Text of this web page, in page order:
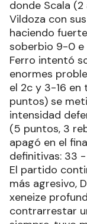
donde Scala
Vildoza con
haciendo
soberbio 9-0 e
Ferro intentó
enormes
el 2c y 3-16 en
puntos) se
intensidad
(5 puntos, 3
apagó en el
definitivas: 33 -
El partido
más agresivo,
xeneize
contrarrestar